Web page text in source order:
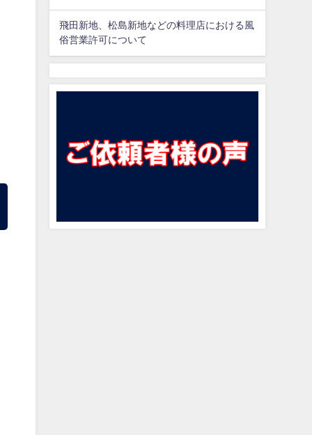
飛田新地、松島新地などの料理店における風
俗営業許可について